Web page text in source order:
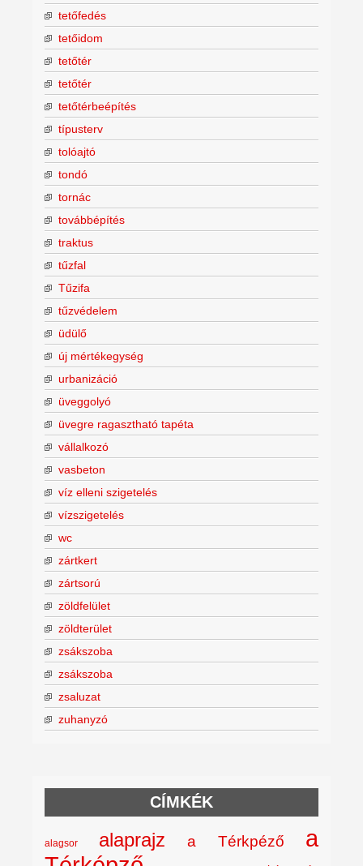
tetőfedés
tetőidom
tetőtér
tetőtér
tetőtérbeépítés
típusterv
tolóajtó
tondó
tornác
továbbépítés
traktus
tűzfal
Tűzifa
tűzvédelem
üdülő
új mértékegység
urbanizáció
üveggolyó
üvegre ragasztható tapéta
vállalkozó
vasbeton
víz elleni szigetelés
vízszigetelés
wc
zártkert
zártsorú
zöldfelület
zöldterület
zsákszoba
zsákszoba
zsaluzat
zuhanyzó
CÍMKÉK
alagsor alaprajz a Térkpéző
a